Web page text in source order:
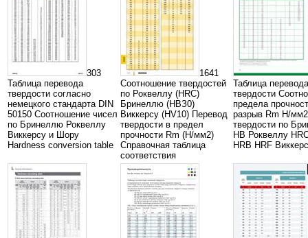
303
Таблица перевода
твердости согласно
немецкого стандарта DIN
50150 Соотношение чисел
по Бринеллю Роквеллу
Виккерсу и Шору
Hardness conversion table
1641
Соотношение твердостей
по Роквеллу (HRC)
Бринеллю (НВЗ0)
Виккерсу (HV10) Перевод
твердости в предел
прочности Rm (Н/мм2)
Справочная таблица
соответствия
Таблица перевода
твердости
предела
разрыв Rm Н/
твердости по
HB Роквеллу
HRB HRF